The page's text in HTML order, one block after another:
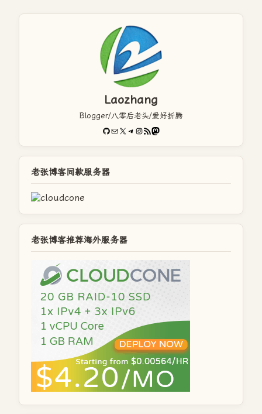
Laozhang
Blogger/八零后老头/爱好折腾
GitHub
电子邮件X Telegram
Instagram
RSS FeedMastodon
老张博客同款服务器
老张博客推荐海外服务器